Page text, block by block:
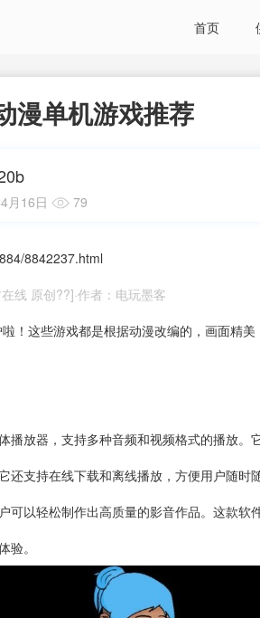
首页
漫单机游戏推荐
月16日 79
8842237.html
线 原创??]·作者：电玩墨客
！这些游戏都是根据动漫改编的，画面精
播放器 ，支持多种音频和视频格式的播放
还支持在线下载和离线播放，方便用户随时
可以轻松制作出高质量的影音作品。这款软
验。